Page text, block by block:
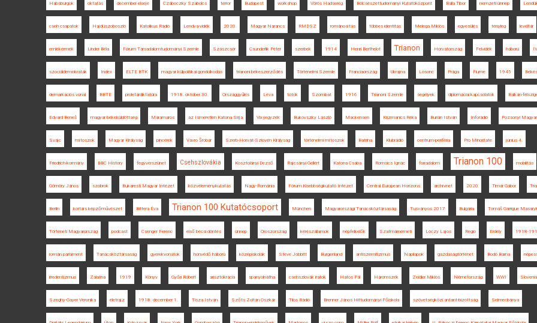
Habsburgok oktatás december elseje Czáboczky Szabolcs terror Budapest workshop Vörös Hadsereg Bölcsészettudományi Kutatóközpont Balla Tibor nemzeti ünnep
cseh csapatok Hajdúszoboszló Katolikus Rádió Lendva-vidék 2020. Magyar Narancs RMDSZ románosítás többes identitás Melega Miklós egyesülés tényleg levéltár
emlékérmék Linder Béla Fórum Társadalomtudományi Szemle Szászcsór Csunderlik Péter szerbek 1914 Henri Berthelot Trianon Horvátország Felvidék háború
szociáldemokraták Index ELTE BTK magyar külpolitikai gondolkodás trianoni békeszerződés Történelmi Szemle Franciaország Ukrajna Losonc Prága Fiume 1945
demarkációs vonal BBTE proletárdiktatúra 1918. október 30. Országgyűlés Léva tótok Szombat 1916 Trianoni Szemle segélyek diplomáciai kapcsolatok Balkán-
Edvard Beneš magyar békeküldöttség Máramaros az Ismeretlen Katona Sírja Vix-jegyzék Bukovszky László Mackensen Krizmanics Réka Burián István Inforádió Pozsonyi
Svájc mítoszok Magyar Királyság pincérek Vavro Šrobár Szerb-Horvát-Szlovén Királyság történelmi mítoszok Batrina Klubrádió centrum-periféria Pro Minoritate június 4.
Friedrich-kormány BBC History fegyverszünet Csehszlovákia Kosztolányi Dezső Rajcsányi Gellért Katona Csaba Romsics Ignác forradalom Trianon 100 mobilitás
Gömöry János szobrok Bukaresti Magyar Intézet közvéleménykutatás Nagy-Románia Fórum Kisebbségkutató Intézet Central European Horizons archívnet 2020 Timár Gábor
Berlin kortárs képzőművészet Bittera Éva Trianon 100 Kutatócsoport München Magyarországi Tanácsköztársaság Tusványos 2017 Bulgária Tomáš Garrigue
Történeti Magyarország podcast Csenger Ferenc első bécsi döntés ünnep Oroszország kérészállamok népfelkelők Szatmárnémeti Lóczy Lajos Regio Erdély 1918-
román parlament Tanácsköztársaság gyerekvonatok honvédő háború középiskolák Steve Jobbitt Burgenland antiszemitizmus Napilapok gazdaságtörténet Bodó Barna
irredentizmus Zalatna 1919 Könyv Győri Róbert arisztokrácia spanyolnátha csehszlovák iratok Hatos Pál Háromszék Zeidler Miklós Németország WWI Slovenia
Szeghy-Gayer Veronika életrajz 1918. december 1. Tisza István Szőts Zoltán Oszkár Tilos Rádió Brenner János Hittudományi Főiskola szövetségközi antant-bizottság Selmecbánya